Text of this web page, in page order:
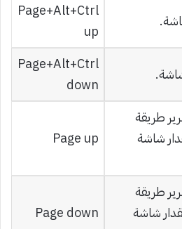
Ctrl‏+Alt‏+Page
up
Ctrl‏+Alt‏+Page
down
طريقة
شاشة
Page up
طريقة
شاشة
Page down